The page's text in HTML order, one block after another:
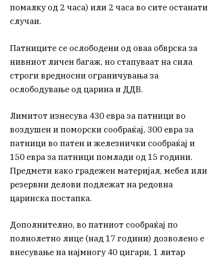
помалку од 2 часа) или 2 часа во сите останати
случаи.
Патниците се ослободени од оваа обврска за
нивниот личен багаж, но стапуваат на сила
строги вредносни ограничувања за
ослободување од царина и ДДВ.
Лимитот изнесува 430 евра за патници во
воздушен и поморски сообраќај, 300 евра за
патници во патен и железнички сообраќај и
150 евра за патници помлади од 15 години.
Предмети како градежен материјал, мебел или
резервни делови подлежат на редовна
царинска постапка.
Дополнително, во патниот сообраќај по
полнолетно лице (над 17 години) дозволено е
внесување на најмногу 40 цигари, 1 литар